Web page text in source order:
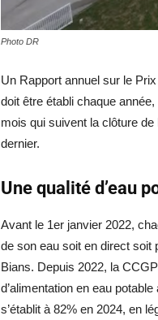
Photo DR
Un Rapport annuel sur le
doit être établi chaque
mois qui suivent la clôture de
dernier.
Une qualité d’eau
Avant le 1er janvier 2022,
de son eau soit en direct soit
Bians. Depuis 2022, la
d’alimentation en eau
s’établit à 82% en 2024, en